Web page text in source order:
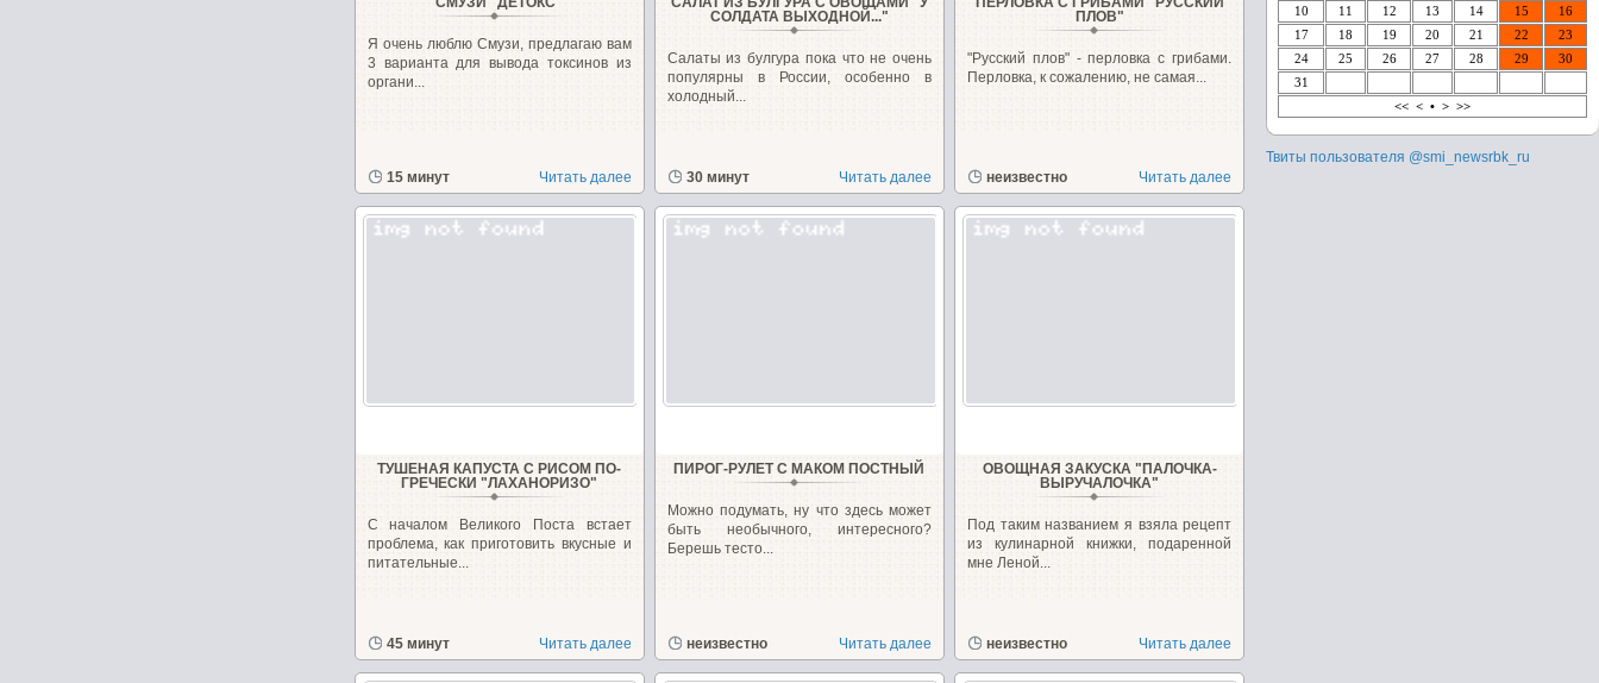
Я очень люблю Смузи, предлагаю вам
3 варианта для вывода токсинов из
органи...
15 минут Читать далее
СОЛДАТА ВЫХОДНОЙ..."
Салаты из булгура пока что не очень
популярны в России, особенно в
холодный...
30 минут Читать далее
ПЛОВ"
"Русский плов" - перловка с грибами.
Перловка, к сожалению, не самая...
неизвестно Читать далее
ТУШЕНАЯ КАПУСТА С РИСОМ ПО-
ГРЕЧЕСКИ "ЛАХАНОРИЗО"
С началом Великого Поста встает
проблема, как приготовить вкусные и
питательные...
45 минут Читать далее
ПИРОГ-РУЛЕТ С МАКОМ ПОСТНЫЙ
Можно подумать, ну что здесь может
быть необычного, интересного?
Берешь тесто...
неизвестно Читать далее
ОВОЩНАЯ ЗАКУСКА "ПАЛОЧКА-
ВЫРУЧАЛОЧКА"
Под таким названием я взяла рецепт
из кулинарной книжки, подаренной
мне Леной...
неизвестно Читать далее
10
11 12 13 14 15
16
17
18 19 20 21 22
23
24
25 26 27 28 29
30
31
<< < • > >>
Твиты пользователя @smi_newsrbk_ru